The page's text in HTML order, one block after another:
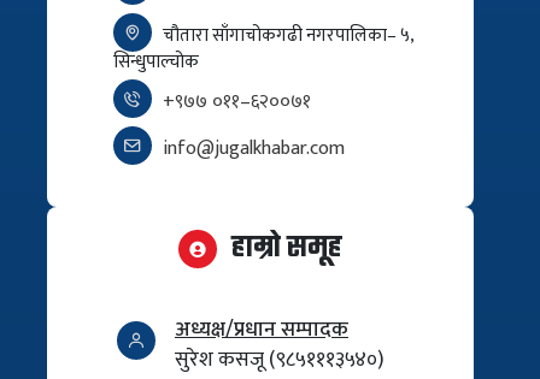
चौतारा साँगाचोकगढी नगरपालिका– ५,
सिन्धुपाल्चोक
+९७७ ०११–६२००७१
info@jugalkhabar.com
हाम्रो समूह
अध्यक्ष/प्रधान सम्पादक
सुरेश कसजू (९८५१११३५४०)